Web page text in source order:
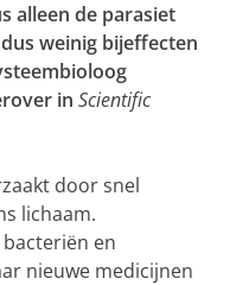
alleen de parasiet
weinig bijeffecten
in Scientific
door snel
lichaam.
en
nieuwe medicijnen